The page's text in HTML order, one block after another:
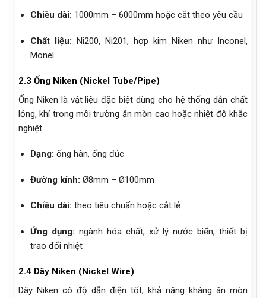
Chiều dài: 1000mm – 6000mm hoặc cắt theo yêu cầu
Chất liệu: Ni200, Ni201, hợp kim Niken như Inconel,
Monel
2.3 Ống Niken (Nickel Tube/Pipe)
Ống Niken là vật liệu đặc biệt dùng cho hệ thống dẫn chất
lỏng, khí trong môi trường ăn mòn cao hoặc nhiệt độ khắc
nghiệt.
Dạng: ống hàn, ống đúc
Đường kính: Ø8mm – Ø100mm
Chiều dài: theo tiêu chuẩn hoặc cắt lẻ
Ứng dụng: ngành hóa chất, xử lý nước biển, thiết bị
trao đổi nhiệt
2.4 Dây Niken (Nickel Wire)
Dây Niken có độ dẫn điện tốt, khả năng kháng ăn mòn